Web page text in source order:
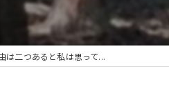
は二つあると私は思って...